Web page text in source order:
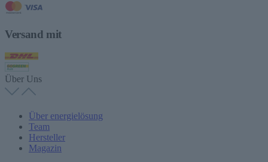
Versand mit
Über Uns
Über energielösung
Team
Hersteller
Magazin